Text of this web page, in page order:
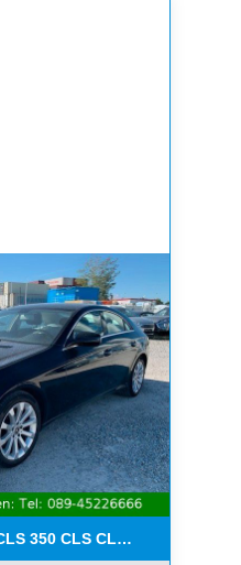
350 CLS CLS 350